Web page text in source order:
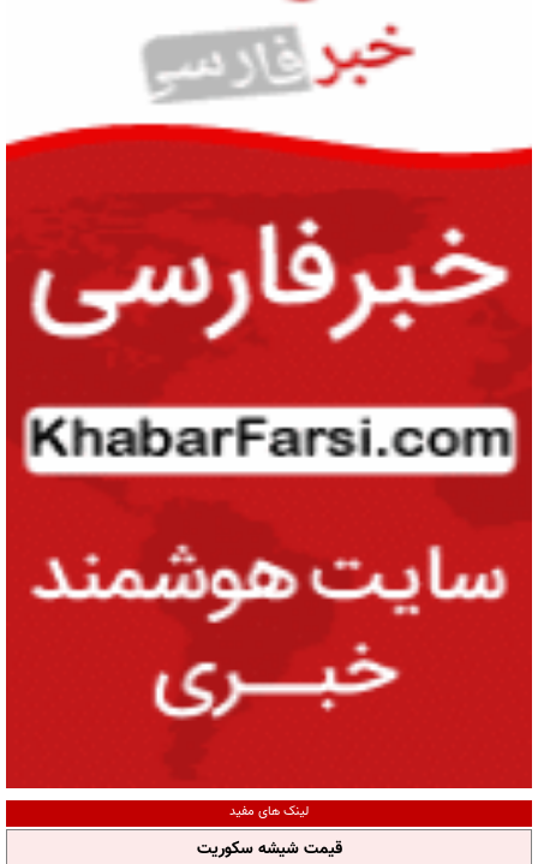
لینک های مفید
قیمت شیشه سکوریت